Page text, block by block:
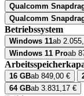
Qualcomm
Qualcomm
Betriebssystem
Windows 11ab
Windows 11 Proab
16 GBab 849,00 €
64 GBab 3.831,17 €